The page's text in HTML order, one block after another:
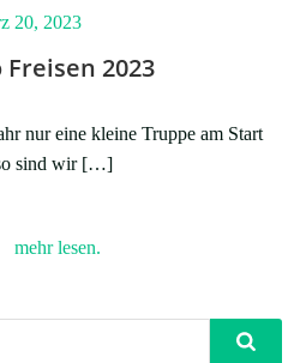
20, 2023
2023
nur eine kleine Truppe am Start
sind wir […]
mehr lesen.